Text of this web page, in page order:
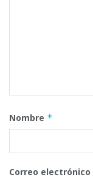
Nombre *
Correo electrónico